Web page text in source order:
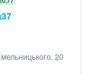
20